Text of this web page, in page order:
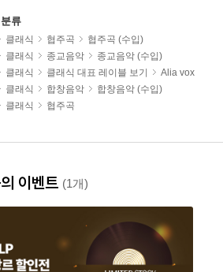
류
클래식 협주곡
협주곡 (수입)
클래식 종교음악
종교음악 (수입)
클래식 클래식 대표 레이블 보기
Alia vox
클래식 합창음악
합창음악 (수입)
클래식 협주곡
이벤트 (1개)